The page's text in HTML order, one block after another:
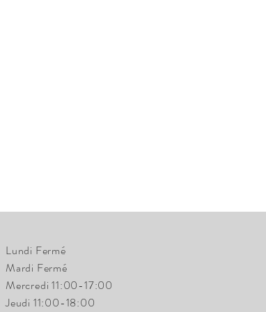
Lundi Fermé
Mardi Fermé
Mercredi 11:00-17:00
Jeudi 11:00-18:00